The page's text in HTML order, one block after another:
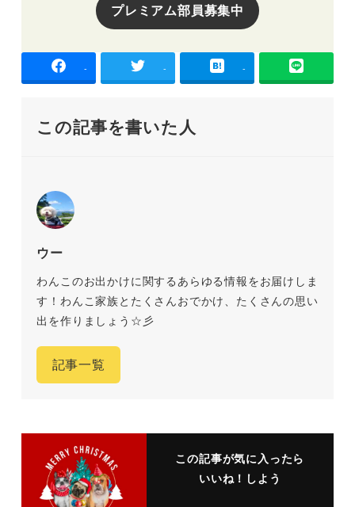
プレミアム部員募集中
- - -
この記事を書いた人
ウー
わんこのお出かけに関するあらゆる情報をお届けしま
す！わんこ家族とたくさんおでかけ、たくさんの思い
出を作りましょう☆彡
記事一覧
この記事が気に入ったら
いいね！しよう